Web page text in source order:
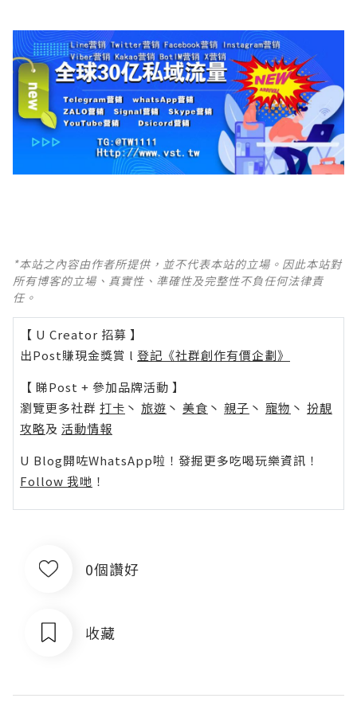
*本站之內容由作者所提供，並不代表本站的立場。因此本站對
所有博客的立場、真實性、準確性及完整性不負任何法律責
任。
【 U Creator 招募 】
出Post賺現金獎賞 l 登記《社群創作有價企劃》
【 睇Post + 參加品牌活動 】
瀏覽更多社群 打卡 丶 旅遊 丶 美食 丶 親子 丶 寵物 丶 扮靚
攻略及 活動情報
U Blog開咗WhatsApp啦！發掘更多吃喝玩樂資訊！
Follow 我哋 ！
0個讚好
收藏